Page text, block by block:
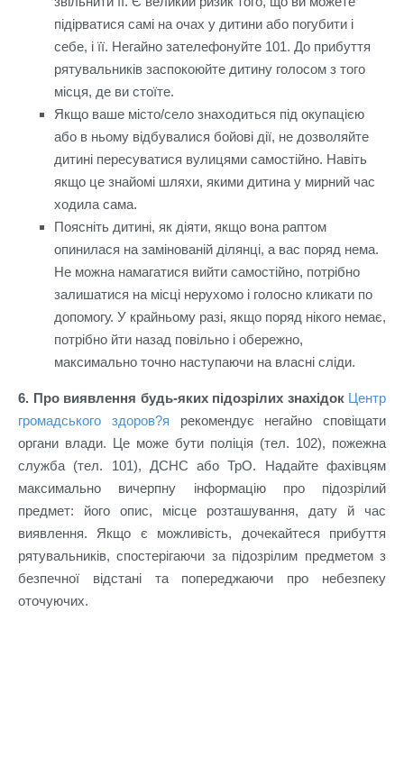
підірватися самі на очах у дитини або погубити і
себе, і її. Негайно зателефонуйте 101. До прибуття
рятувальників заспокоюйте дитину голосом з того
місця, де ви стоїте.
Якщо ваше місто/село знаходиться під окупацією
або в ньому відбувалися бойові дії, не дозволяйте
дитині пересуватися вулицями самостійно. Навіть
якщо це знайомі шляхи, якими дитина у мирний час
ходила сама.
Поясніть дитині, як діяти, якщо вона раптом
опинилася на замінованій ділянці, а вас поряд нема.
Не можна намагатися вийти самостійно, потрібно
залишатися на місці нерухомо і голосно кликати по
допомогу. У крайньому разі, якщо поряд нікого немає,
потрібно йти назад повільно і обережно,
максимально точно наступаючи на власні сліди.
6. Про виявлення будь-яких підозрілих знахідок Центр
громадського здоров?я рекомендує негайно сповіщати
органи влади. Це може бути поліція (тел. 102), пожежна
служба (тел. 101), ДСНС або ТрО. Надайте фахівцям
максимально вичерпну інформацію про підозрілий
предмет: його опис, місце розташування, дату й час
виявлення. Якщо є можливість, дочекайтеся прибуття
рятувальників, спостерігаючи за підозрілим предметом з
безпечної відстані та попереджаючи про небезпеку
оточуючих.